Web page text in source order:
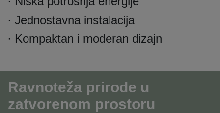
· Jednostavna instalacija
· Kompaktan i moderan dizajn
Ravnoteža prirode u
zatvorenom prostoru